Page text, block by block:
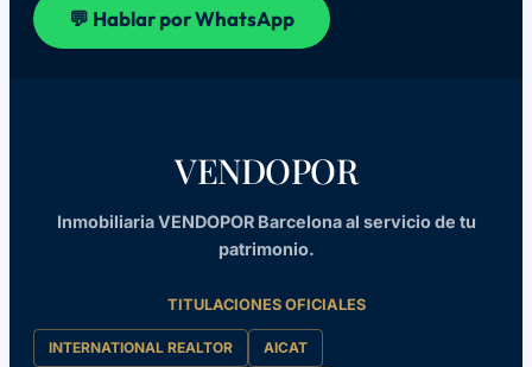
💬 Hablar por WhatsApp
VENDOPOR
Inmobiliaria VENDOPOR Barcelona al servicio de tu
patrimonio.
TITULACIONES OFICIALES
INTERNATIONAL REALTOR AICAT